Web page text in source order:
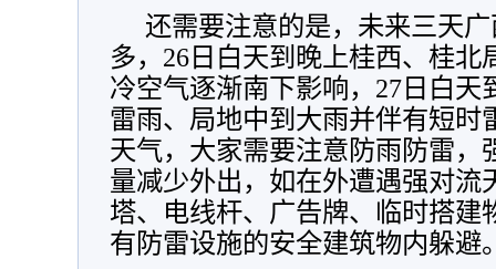
还需要注意的是，未来三天
多， 26日白天到晚上桂西、桂北
冷空气逐渐南下影响， 27日白天
雷雨、局地中到大雨并伴有短时
天气，大家需要注意防雨防雷，
量减少外出， 如在外遭遇强对流
塔、电线杆、广告牌、临时搭建
有防雷设施的安全建筑物内躲避